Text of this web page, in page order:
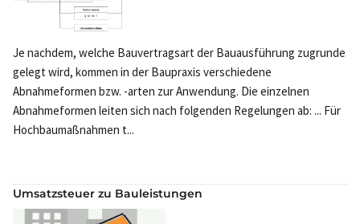
Je nachdem, welche Bauvertragsart der Bauausführung zugrunde
gelegt wird, kommen in der Baupraxis verschiedene
Abnahmeformen bzw. -arten zur Anwendung. Die einzelnen
Abnahmeformen leiten sich nach folgenden Regelungen ab: ... Für
Hochbaumaßnahmen t...
Umsatzsteuer zu Bauleistungen